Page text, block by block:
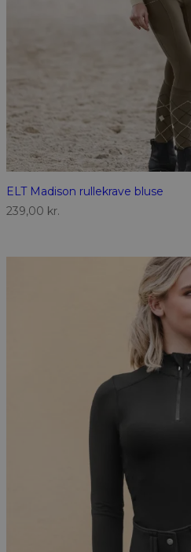
ELT Madison rullekrave bluse
239,00 kr.